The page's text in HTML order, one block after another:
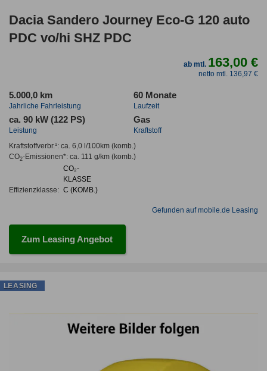
Dacia Sandero Journey Eco-G 120 auto
PDC vo/hi SHZ PDC
ab mtl. 163,00 €
netto mtl. 136,97 €
5.000,0 km
Jahrliche Fahrleistung
60 Monate
Laufzeit
ca. 90 kW (122 PS)
Leistung
Gas
Kraftstoff
Kraftstoffverbr.¹: ca. 6,0 l/100km(komb.)
CO2-Emissionen*: ca. 111 g/km(komb.)
Effizienzklasse:
CO₂-
KLASSE
C (KOMB.)
Gefunden auf mobile.de Leasing
Zum Leasing Angebot
LEASING